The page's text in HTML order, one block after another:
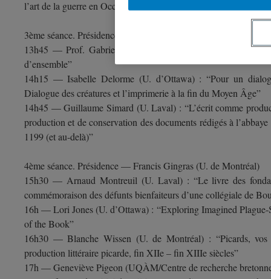
l’art de la guerre en Occident aux XIIIe et XIVe siècles :
3ème séance. Présidence — Michel Hébert (UQÀM)
13h45 — Prof. Gabriele Giannini (U. de Montréal) :
d’ensemble”
14h15 — Isabelle Delorme (U. d’Ottawa) : “Pour un
Dialogue des créatures et l’imprimerie à la fin du Moyen Âge”
14h45 — Guillaume Simard (U. Laval) : “L’écrit comme
production et de conservation des documents rédigés à
1199 (et au-delà)”
4ème séance. Présidence — Francis Gingras (U. de Montréal)
15h30 — Arnaud Montreuil (U. Laval) : “Le livre des
commémoraison des défunts bienfaiteurs d’une collégiale de
16h — Lori Jones (U. d’Ottawa) : “Exploring Imagined
of the Book”
16h30 — Blanche Wissen (U. de Montréal) : “Picards, vos
production littéraire picarde, fin XIIe – fin XIIIe siècles”
17h — Geneviève Pigeon (UQÀM/Centre de recherche